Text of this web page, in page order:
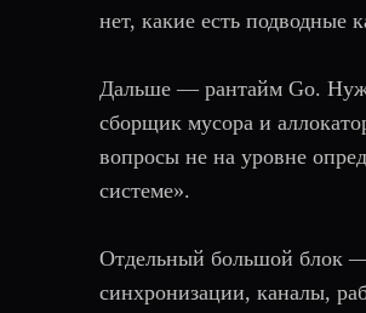
нет, какие есть подводные
Дальше — рантайм Go.
сборщик мусора и
вопросы не на уровне
системе».
Отдельный большой блок
синхронизации, каналы,